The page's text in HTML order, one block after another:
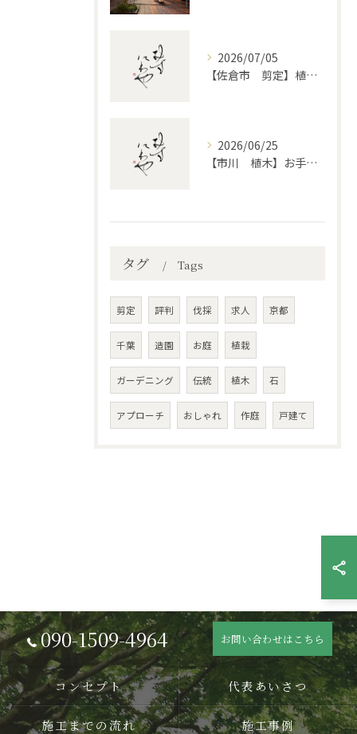
2026/07/05
【佐倉市 剪定】植木・庭木の剪定、プロに頼むとどう違うのか。
2026/06/25
【市川 植木】お手入れ【和モダンというお庭を考える】
タグ Tags
剪定 評判 伐採 求人 京都
千葉 造園 お庭 植栽
ガーデニング 伝統 植木 石
アプローチ おしゃれ 作庭 戸建て
090-1509-4964 お問い合わせはこちら
コンセプト 代表あいさつ
施工までの流れ 施工事例